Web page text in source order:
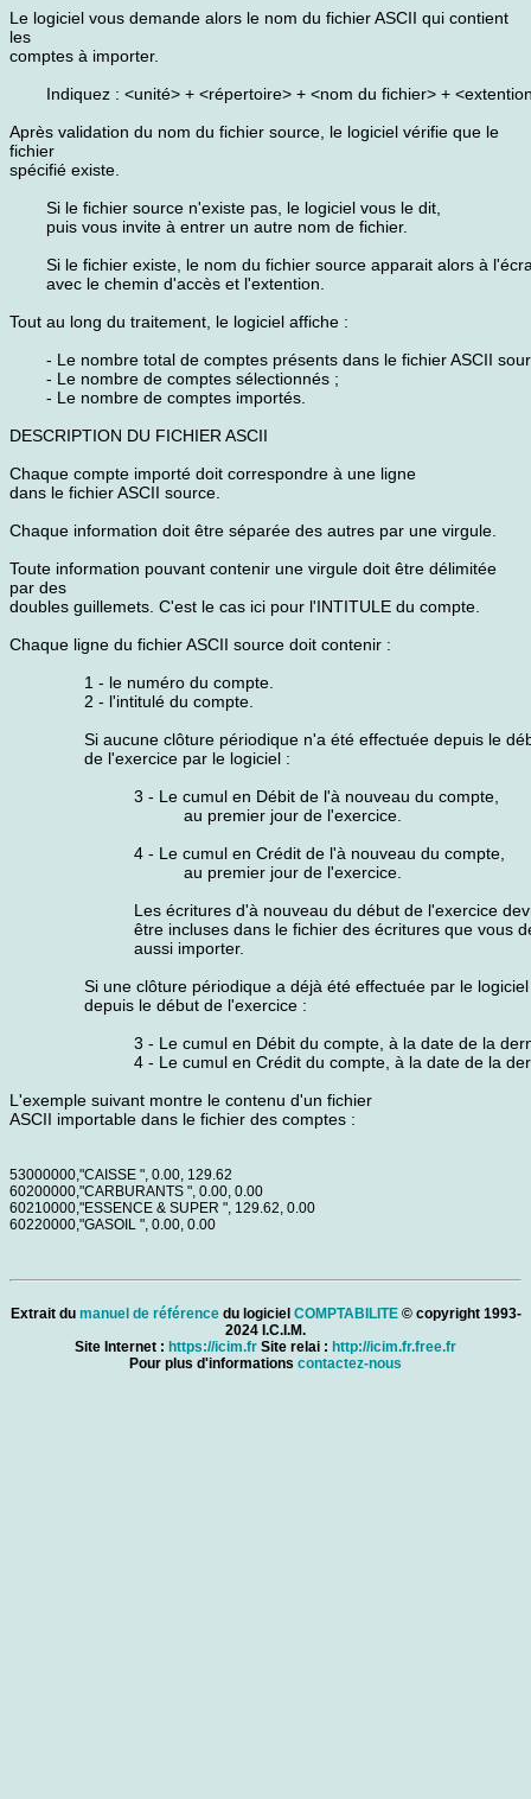
Le logiciel vous demande alors le nom du fichier ASCII qui contient
les
comptes à importer.
Indiquez : <unité> + <répertoire> + <nom du fichier> +
Après validation du nom du fichier source, le logiciel vérifie que le
fichier
spécifié existe.
Si le fichier source n'existe pas, le logiciel vous le dit,
puis vous invite à entrer un autre nom de fichier.
Si le fichier existe, le nom du fichier source apparait alors à
avec le chemin d'accès et l'extention.
Tout au long du traitement, le logiciel affiche :
- Le nombre total de comptes présents dans le fichier ASCII
- Le nombre de comptes sélectionnés ;
- Le nombre de comptes importés.
DESCRIPTION DU FICHIER ASCII
Chaque compte importé doit correspondre à une ligne
dans le fichier ASCII source.
Chaque information doit être séparée des autres par une virgule.
Toute information pouvant contenir une virgule doit être délimitée
par des
doubles guillemets. C'est le cas ici pour l'INTITULE du compte.
Chaque ligne du fichier ASCII source doit contenir :
1 - le numéro du compte.
2 - l'intitulé du compte.
Si aucune clôture périodique n'a été effectuée depuis le
de l'exercice par le logiciel :
3 - Le cumul en Débit de l'à nouveau du compte,
au premier jour de l'exercice.
4 - Le cumul en Crédit de l'à nouveau du compte,
au premier jour de l'exercice.
Les écritures d'à nouveau du début de l'exercice
être incluses dans le fichier des écritures que vous
aussi importer.
Si une clôture périodique a déjà été effectuée par le logiciel
depuis le début de l'exercice :
3 - Le cumul en Débit du compte, à la date de la
4 - Le cumul en Crédit du compte, à la date de la
L'exemple suivant montre le contenu d'un fichier
ASCII importable dans le fichier des comptes :
53000000,"CAISSE ", 0.00, 129.62
60200000,"CARBURANTS ", 0.00, 0.00
60210000,"ESSENCE & SUPER ", 129.62, 0.00
60220000,"GASOIL ", 0.00, 0.00
Extrait du manuel de référencedu logiciel COMPTABILITE© copyright 1993-
2024 I.C.I.M.
Site Internet : https://icim.fr Site relai : http://icim.fr.free.fr
Pour plus d'informations contactez-nous